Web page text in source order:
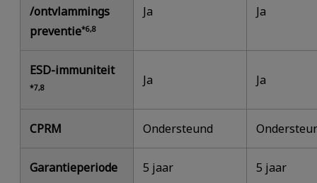
/ontvlammings
preventie*6,8
Ja Ja
ESD-immuniteit
*7,8 Ja Ja
CPRM Ondersteund
Garantieperiode 5 jaar 5 jaar